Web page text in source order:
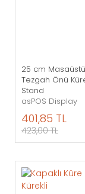
25 cm
Tezgah Önü
Stand
asPOS Display
401,85 TL
423,00 TL